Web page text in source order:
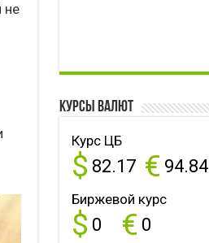
не
Курсы валют
Курс ЦБ
$ 82.17 € 94.84
Биржевой курс
$ 0 € 0